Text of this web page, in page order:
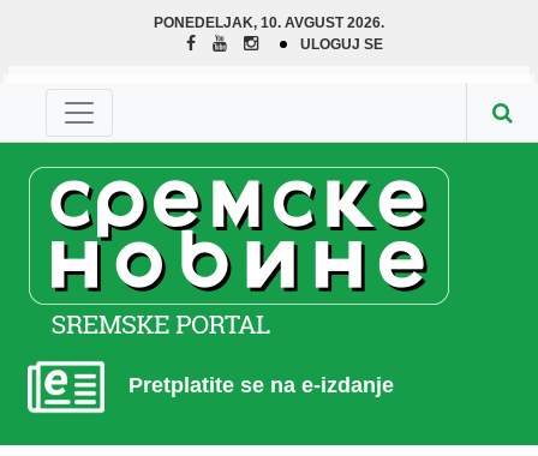
PONEDELJAK, 10. AVGUST 2026.
ULOGUJ SE
Pretplatite se na e-izdanje